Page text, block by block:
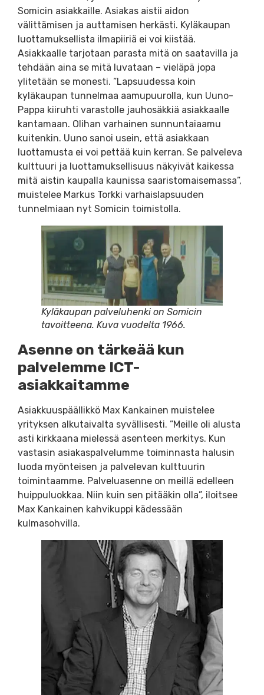
Somicin asiakkaille. Asiakas aistii aidon
välittämisen ja auttamisen herkästi. Kyläkaupan
luottamuksellista ilmapiiriä ei voi kiistää.
Asiakkaalle tarjotaan parasta mitä on saatavilla ja
tehdään aina se mitä luvataan – vieläpä jopa
ylitetään se monesti. ”Lapsuudessa koin
kyläkaupan tunnelmaa aamupuurolla, kun Uuno-
Pappa kiiruhti varastolle jauhosäkkiä asiakkaalle
kantamaan. Olihan varhainen sunnuntaiaamu
kuitenkin. Uuno sanoi usein, että asiakkaan
luottamusta ei voi pettää kuin kerran. Se palveleva
kulttuuri ja luottamuksellisuus näkyivät kaikessa
mitä aistin kaupalla kaunissa saaristomaisemassa”,
muistelee Markus Torkki varhaislapsuuden
tunnelmiaan nyt Somicin toimistolla.
Kyläkaupan palveluhenki on Somicin
tavoitteena. Kuva vuodelta 1966.
Asenne on tärkeää kun
palvelemme ICT-
asiakkaitamme
Asiakkuuspäällikkö Max Kankainen muistelee
yrityksen alkutaivalta syvällisesti. ”Meille oli alusta
asti kirkkaana mielessä asenteen merkitys. Kun
vastasin asiakaspalvelumme toiminnasta halusin
luoda myönteisen ja palvelevan kulttuurin
toimintaamme. Palveluasenne on meillä edelleen
huippuluokkaa. Niin kuin sen pitääkin olla”, iloitsee
Max Kankainen kahvikuppi kädessään
kulmasohvilla.